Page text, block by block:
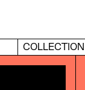
COLLECTION